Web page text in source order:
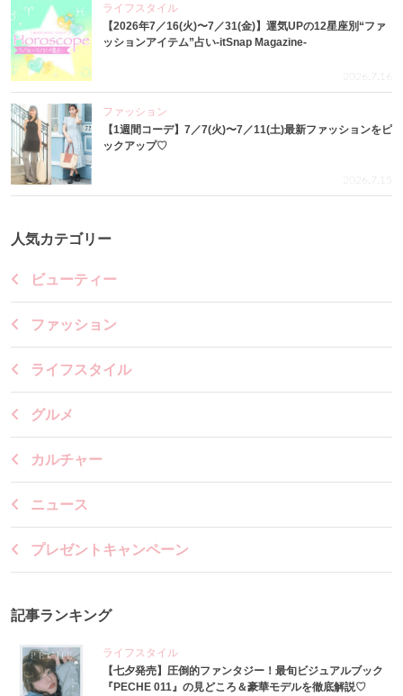
ライフスタイル
【2026年7／16(火)〜7／31(金)】運気UPの12星座別“ファ
ッションアイテム”占い-itSnap Magazine-
2026.7.16
ファッション
【1週間コーデ】7／7(火)〜7／11(土)最新ファッションをピ
ックアップ♡
2026.7.15
人気カテゴリー
ビューティー
ファッション
ライフスタイル
グルメ
カルチャー
ニュース
プレゼントキャンペーン
記事ランキング
ライフスタイル
【七夕発売】圧倒的ファンタジー！最旬ビジュアルブック
『PECHE 011』の見どころ＆豪華モデルを徹底解説♡